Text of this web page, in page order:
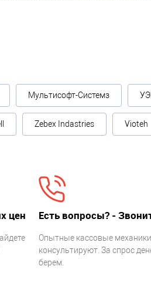
Мультисофт-Системз
Zebex Indastries Vioteh
цен Есть вопросы? -
Опытные кассовые механики
консультируют. За спрос
берем.